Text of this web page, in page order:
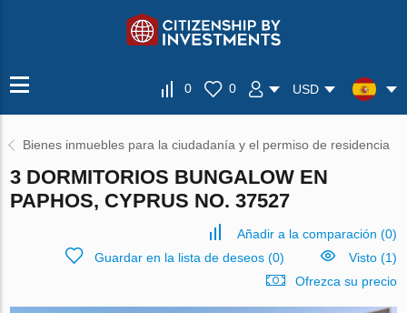
0 0 USD
Bienes inmuebles para la ciudadanía y el permiso de residencia
3 DORMITORIOS BUNGALOW EN
PAPHOS, CYPRUS NO. 37527
Añadir a la comparación (0)
Guardar en la lista de deseos(0)
Visto (1)
Ofrezca su precio